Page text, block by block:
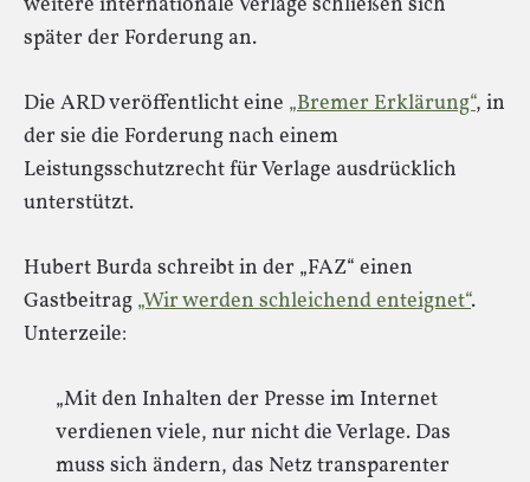
später der Forderung an.
Die ARD veröffentlicht eine „Bremer Erklärung“, in
der sie die Forderung nach einem
Leistungsschutzrecht für Verlage ausdrücklich
unterstützt.
Hubert Burda schreibt in der „FAZ“ einen
Gastbeitrag „Wir werden schleichend enteignet“.
Unterzeile:
„Mit den Inhalten der Presse im Internet
verdienen viele, nur nicht die Verlage. Das
muss sich ändern, das Netz transparenter